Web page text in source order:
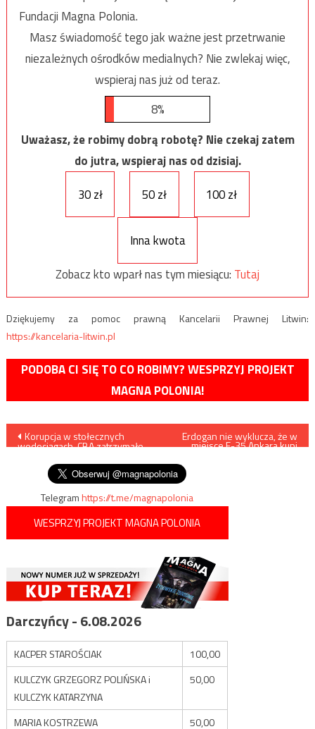
Fundacji Magna Polonia.
Masz świadomość tego jak ważne jest przetrwanie
niezależnych ośrodków medialnych? Nie zwlekaj więc,
wspieraj nas już od teraz.
8%
Uważasz, że robimy dobrą robotę? Nie czekaj zatem
do jutra, wspieraj nas od dzisiaj.
30 zł
50 zł 100 zł
Inna kwota
Zobacz kto wparł nas tym miesiącu: Tutaj
Dziękujemy za pomoc prawną Kancelarii Prawnej Litwin:
https://kancelaria-litwin.pl
PODOBA CI SIĘ TO CO ROBIMY? WESPRZYJ PROJEKT
MAGNA POLONIA!
Nawigacja
wpisu
Korupcja w stołecznych
wodociągach, CBA zatrzymało
Erdogan nie wyklucza, że w
miejsce F-35 Ankara kupi
Telegramhttps://t.me/magnapolonia
WESPRZYJ PROJEKT MAGNA POLONIA
Darczyńcy - 6.08.2026
KACPER STAROŚCIAK
100,00
KULCZYK GRZEGORZ POLIŃSKA i
KULCZYK KATARZYNA
50,00
MARIA KOSTRZEWA 50,00